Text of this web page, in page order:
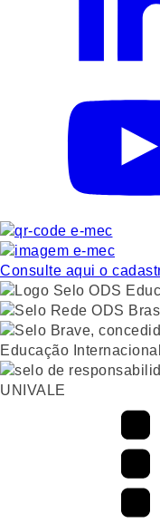
Consulte aqui o
UNIVALE